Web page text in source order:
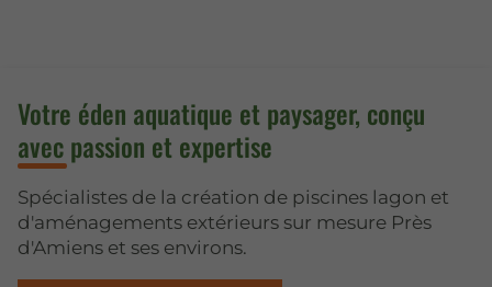
Votre éden aquatique et paysager, conçu
avec passion et expertise
Spécialistes de la création de piscines lagon et
d'aménagements extérieurs sur mesure Près
d'Amiens et ses environs.